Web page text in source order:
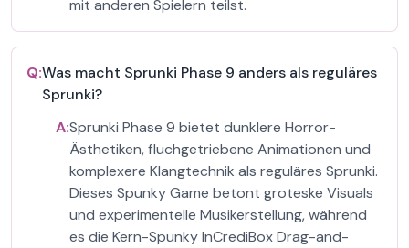
mit anderen Spielern teilst.
Q:Was macht Sprunki Phase 9 anders als reguläres
Sprunki?
A:Sprunki Phase 9 bietet dunklere Horror-
Ästhetiken, fluchgetriebene Animationen und
komplexere Klangtechnik als reguläres Sprunki.
Dieses Spunky Game betont groteske Visuals
und experimentelle Musikerstellung, während
es die Kern-Spunky InCrediBox Drag-and-